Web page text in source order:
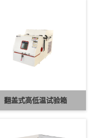
翻盖式高低温试验箱